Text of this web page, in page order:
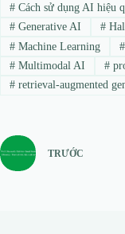
#Cách sử dụng AI hiệu
#Generative AI #
#Machine Learning #
#Multimodal AI #
#retrieval-augmented
TRƯỚC